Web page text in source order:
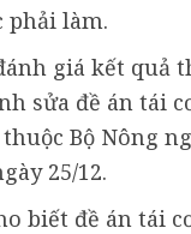
phải làm.
giá kết quả
sửa đề án tái
Bộ Nông
25/12.
biết đề án tái